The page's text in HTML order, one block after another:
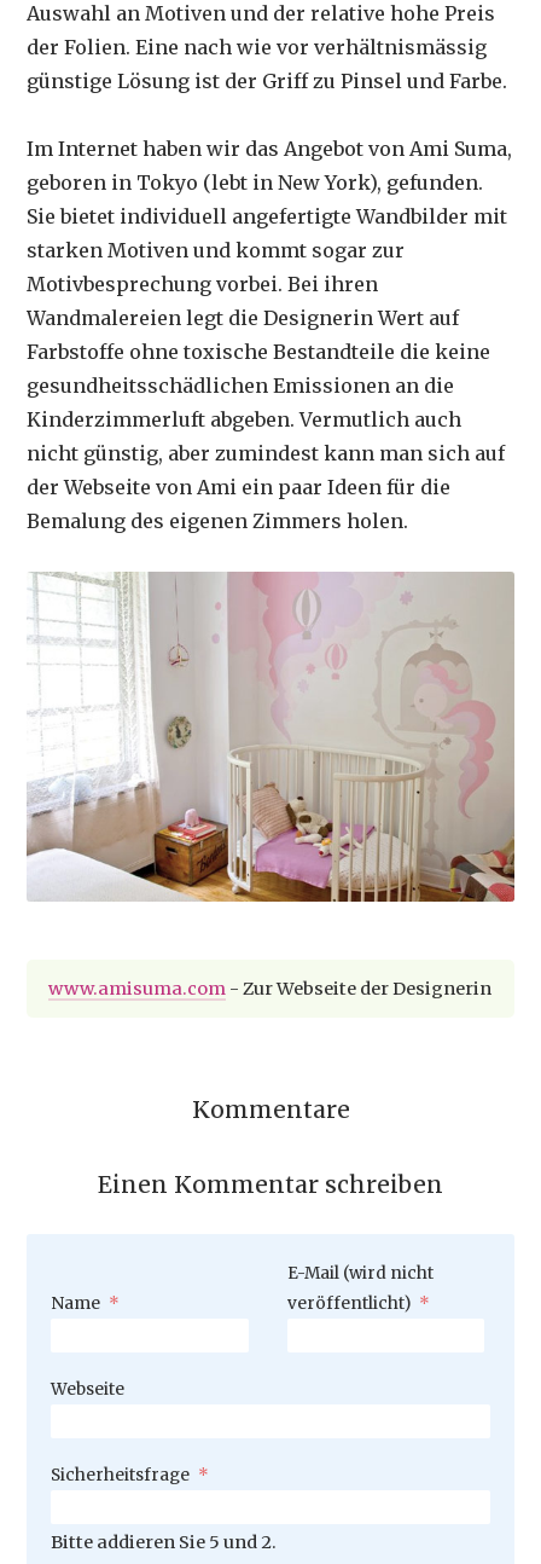
Auswahl an Motiven und der relative hohe Preis
der Folien. Eine nach wie vor verhältnismässig
günstige Lösung ist der Griff zu Pinsel und Farbe.
Im Internet haben wir das Angebot von Ami Suma,
geboren in Tokyo (lebt in New York), gefunden.
Sie bietet individuell angefertigte Wandbilder mit
starken Motiven und kommt sogar zur
Motivbesprechung vorbei. Bei ihren
Wandmalereien legt die Designerin Wert auf
Farbstoffe ohne toxische Bestandteile die keine
gesundheitsschädlichen Emissionen an die
Kinderzimmerluft abgeben. Vermutlich auch
nicht günstig, aber zumindest kann man sich auf
der Webseite von Ami ein paar Ideen für die
Bemalung des eigenen Zimmers holen.
www.amisuma.com - Zur Webseite der Designerin
Kommentare
Einen Kommentar schreiben
Pflichtfeld
Name *
Pflichtfeld
E-Mail (wird nicht
veröffentlicht) *
Webseite
Pflichtfeld
Sicherheitsfrage *
Bitte addieren Sie 5 und 2.